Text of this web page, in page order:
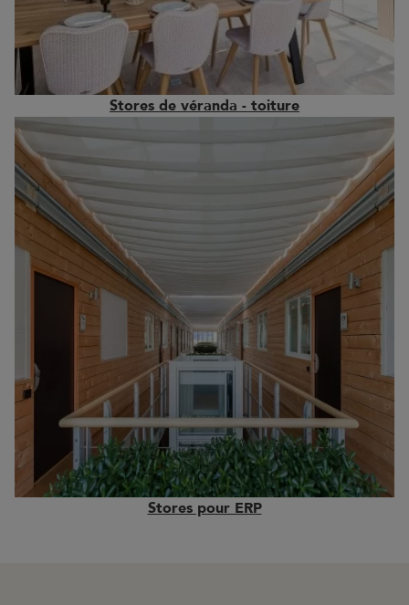
Stores de véranda - toiture
Stores pour ERP